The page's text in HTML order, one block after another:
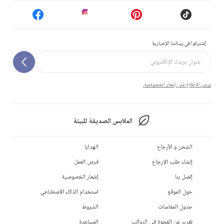
إشتركوا في رسالتنا الإخبارية
يرجى الاطلاع على إشعار الخصوصية.
الملابس الصديقة للبيئة
الشحن و الأرجاع
إنشاء طلب الإرجاع
إتصل بنا
حول الموقع
جدول المقاسات
تقرير عن الفجوة في الرواتب
الهدايا
فرص العمل
إشعار الخصوصية
استخدام الذكاء الاصطناعي
الشروط
المساعدة